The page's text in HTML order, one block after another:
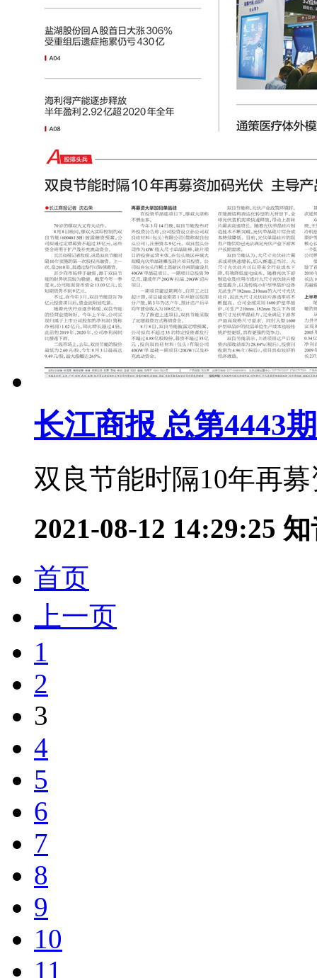
长江商报 总第4443期
双良节能时隔10年再
2021-08-12 14:29:25
首页
上一页
1
2
3
4
5
6
7
8
9
10
11